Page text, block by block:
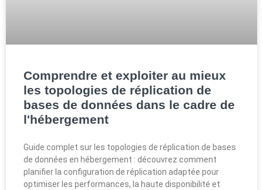
Comprendre et exploiter au mieux
les topologies de réplication de
bases de données dans le cadre de
l'hébergement
Guide complet sur les topologies de réplication de bases
de données en hébergement : découvrez comment
planifier la configuration de réplication adaptée pour
optimiser les performances, la haute disponibilité et